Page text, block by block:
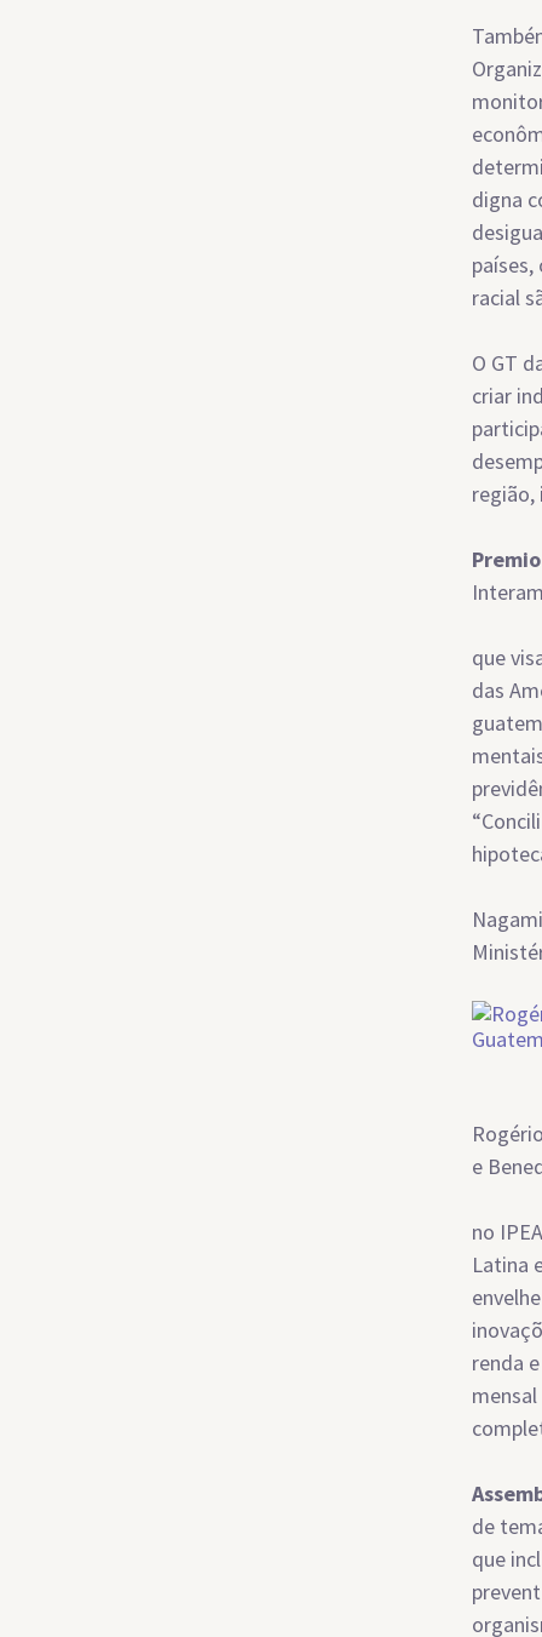
digna
racial
O GT
criar
região,
Premio
que
das
e
no
Latina
renda
de
que